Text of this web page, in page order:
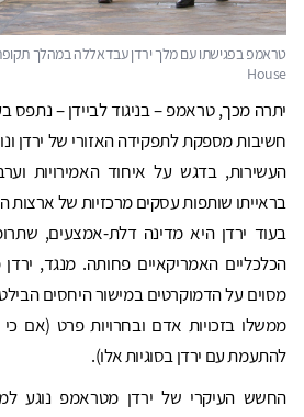
יתרה מכך, טראמפ – בניגוד לביידן – נתפס
חשיבות מספקת לתפקידה האזורי של ירדן
העשירות, בדגש על איחוד האמירויות
בראייתו שותפות עסקים מרכזיות של
בעוד ירדן היא מדינה דלת-אמצעים,
הכלכליים האמריקאיים פחותה. מנגד,
מסוים על הדמוקרטים במישור היחסים
ממשלו בזכויות אדם ובחרויות פרט (אם
להתעמת עם ירדן בסוגיות אלו).
החשש העיקרי של ירדן מטראמפ נוגע